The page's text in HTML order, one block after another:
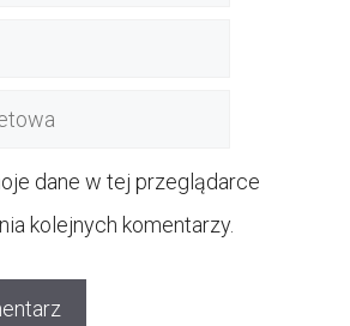
dane w tej przeglądarce
kolejnych komentarzy.